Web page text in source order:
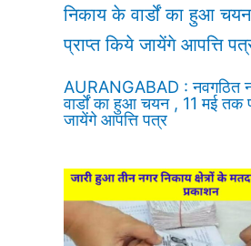
AURANGABAD : नवगठित
वार्डों का हुआ चयन , 11 मई तक
जायेंगे आपत्ति पत्र